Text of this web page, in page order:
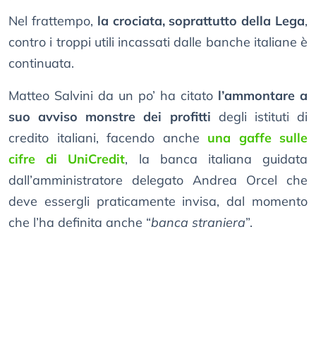
Nel frattempo, la crociata, soprattutto della Lega,
contro i troppi utili incassati dalle banche italiane è
continuata.
Matteo Salvini da un po’ ha citato l’ammontare a
suo avviso monstre dei profitti degli istituti di
credito italiani, facendo anche una gaffe sulle
cifre di UniCredit, la banca italiana guidata
dall’amministratore delegato Andrea Orcel che
deve essergli praticamente invisa, dal momento
che l’ha definita anche “banca straniera”.